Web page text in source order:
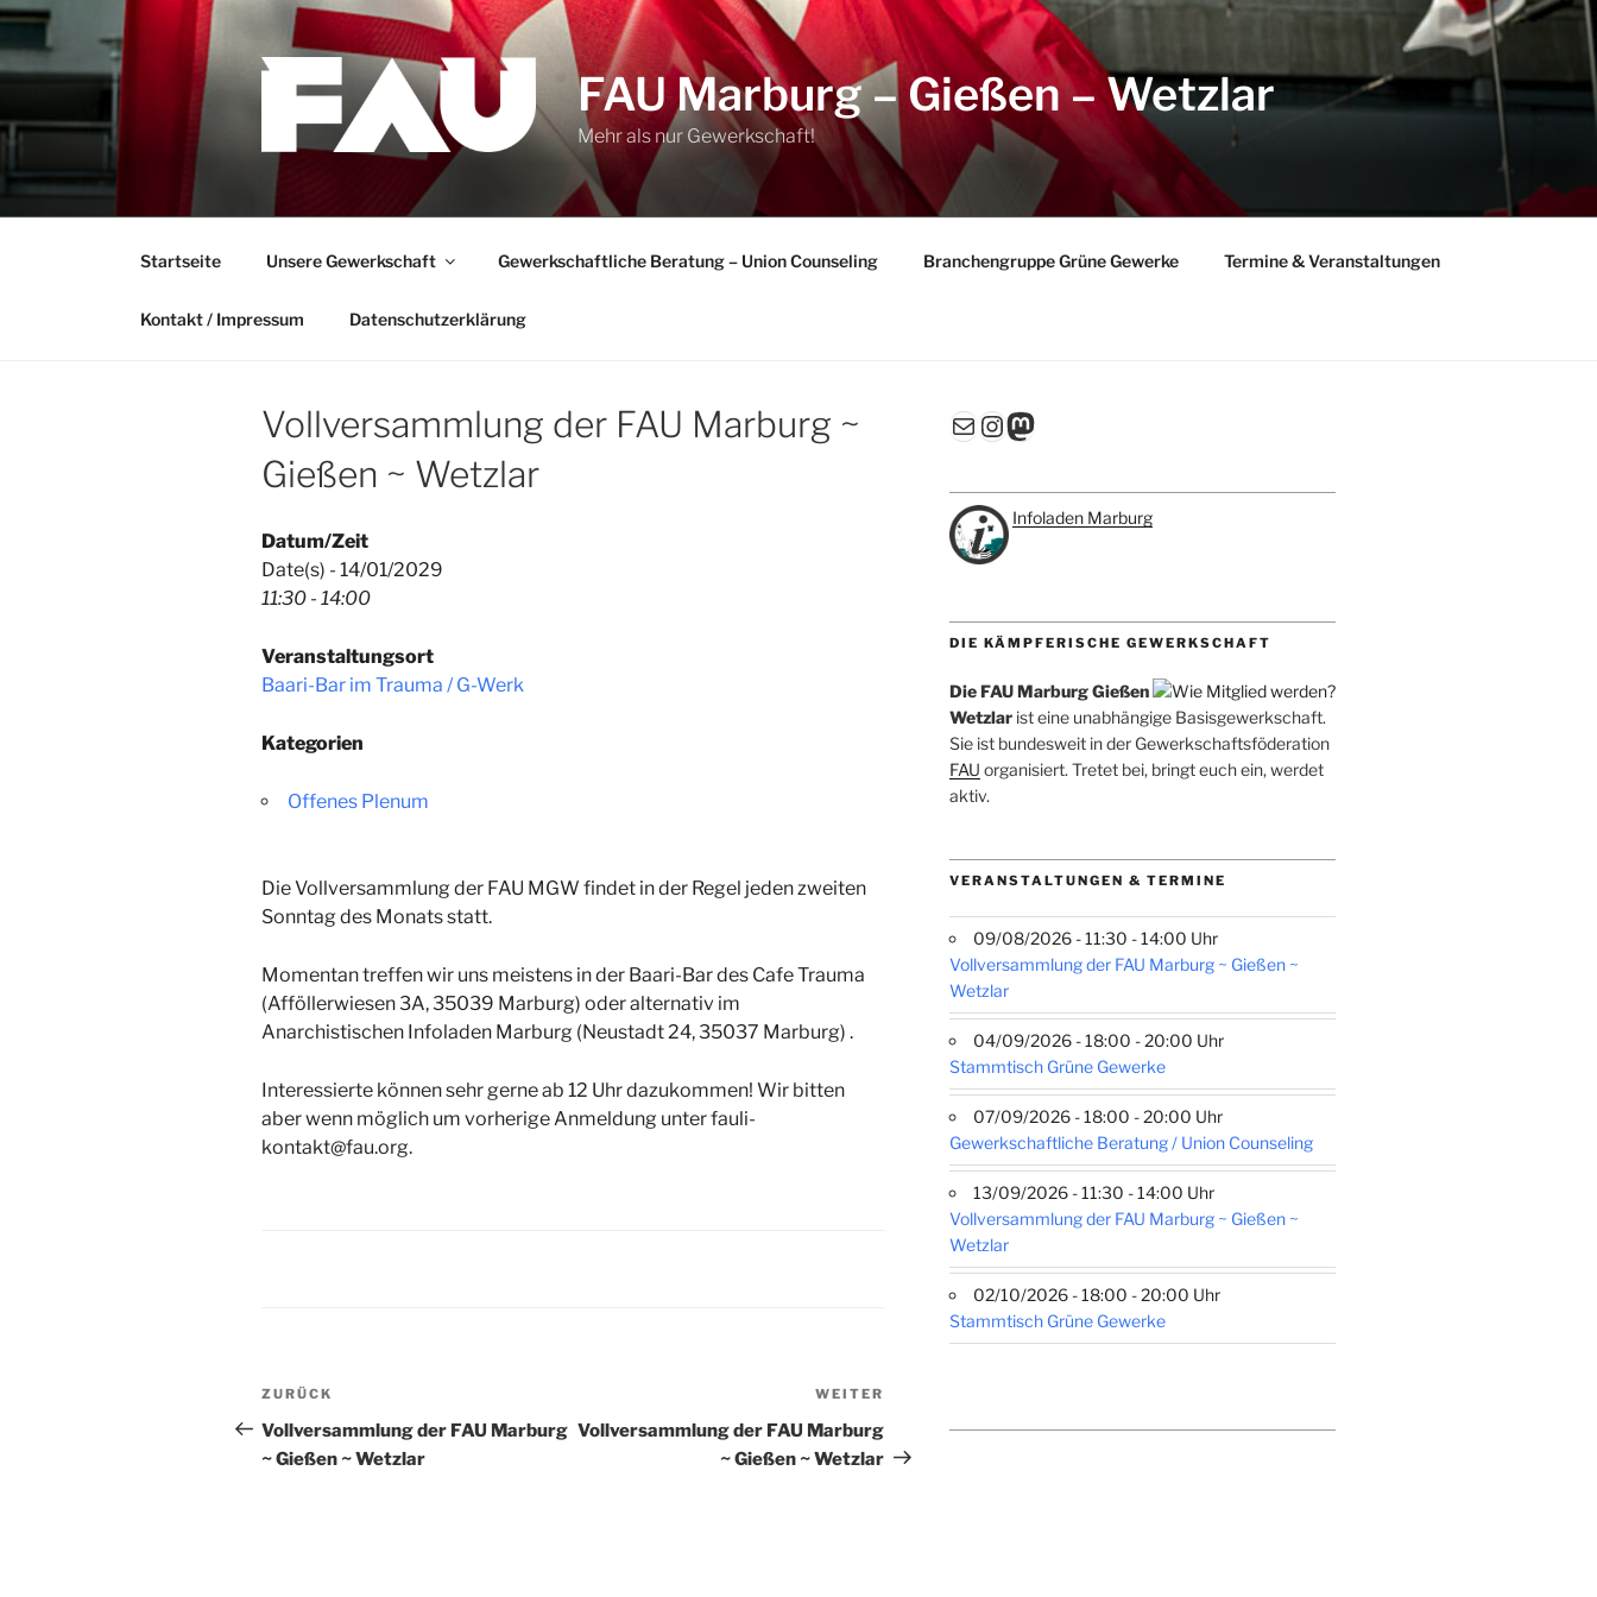
Zum
Inhalt
springen
FAU Marburg – Gießen – Wetzlar
Mehr als nur Gewerkschaft!
Startseite Unsere Gewerkschaft Gewerkschaftliche Beratung – Union Counseling Branchengruppe Grüne Gewerke Termine & Veranstaltungen
Kontakt / Impressum Datenschutzerklärung
Vollversammlung der FAU Marburg ~
Gießen ~ Wetzlar
Datum/Zeit
Date(s) - 14/01/2029
11:30 - 14:00
Veranstaltungsort
Baari-Bar im Trauma / G-Werk
Kategorien
Offenes Plenum
Die Vollversammlung der FAU MGW findet in der Regel jeden zweiten
Sonntag des Monatsstatt.
Momentan treffen wir uns meistens in der Baari-Bar des Cafe Trauma
(Afföllerwiesen 3A, 35039 Marburg) oder alternativ im
Anarchistischen Infoladen Marburg (Neustadt 24, 35037 Marburg) .
Interessierte können sehr gerne ab 12 Uhr dazukommen! Wir bitten
aber wenn möglich um vorherige Anmeldung unter fauli-
kontakt@fau.org.
Beitragsnavigation
Vorheriger
Beitrag
ZURÜCK
Vollversammlung der FAU Marburg
~ Gießen ~ Wetzlar
Beitrag
WEITER
Vollversammlung der FAU Marburg
~ Gießen ~ Wetzlar
E-MailInstagram
Mastodon
Infoladen Marburg
DIE KÄMPFERISCHE GEWERKSCHAFT
Die FAU Marburg Gießen
Wetzlarist eine unabhängige Basisgewerkschaft.
Sie ist bundesweit in der Gewerkschaftsföderation
FAU organisiert. Tretet bei, bringt euch ein, werdet
aktiv.
VERANSTALTUNGEN & TERMINE
09/08/2026 - 11:30 - 14:00 Uhr
Vollversammlung der FAU Marburg ~ Gießen ~
Wetzlar
04/09/2026 - 18:00 - 20:00 Uhr
Stammtisch Grüne Gewerke
07/09/2026 - 18:00 - 20:00 Uhr
Gewerkschaftliche Beratung / Union Counseling
13/09/2026 - 11:30 - 14:00 Uhr
Vollversammlung der FAU Marburg ~ Gießen ~
Wetzlar
02/10/2026 - 18:00 - 20:00 Uhr
Stammtisch Grüne Gewerke